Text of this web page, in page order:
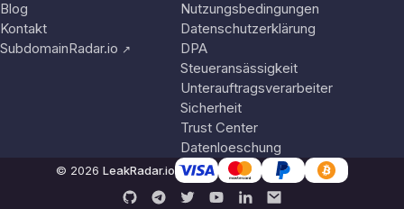
Blog
Kontakt
SubdomainRadar.io ↗
Nutzungsbedingungen
Datenschutzerklärung
DPA
Steueransässigkeit
Unterauftragsverarbeiter
Sicherheit
Trust Center
Datenloeschung
© 2026 LeakRadar.io